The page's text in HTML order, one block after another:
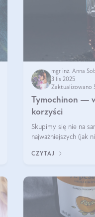
mgr inż. Anna
3 lis 2025
Zaktualizowano
Tymochinon —
korzyści
Skupimy się nie na
najważniejszych (jak
CZYTAJ